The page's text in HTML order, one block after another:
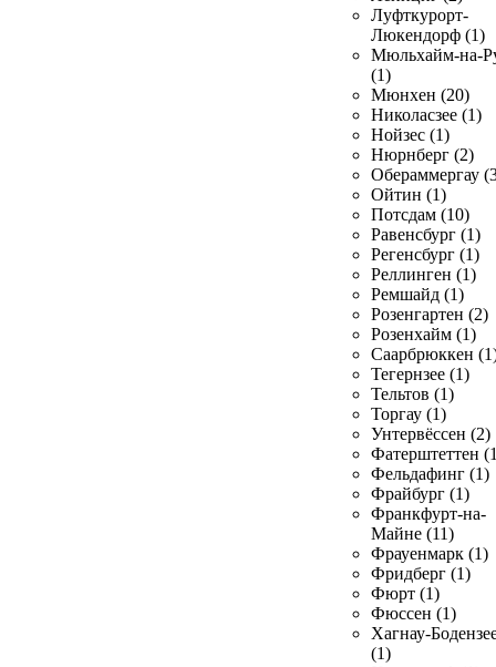
Луфткурорт-
Люкендорф (1)
Мюльхайм-на-
(1)
Мюнхен (20)
Николасзее (1)
Нойзес (1)
Нюрнберг (2)
Обераммергау
Ойтин (1)
Потсдам (10)
Равенсбург (1)
Регенсбург (1)
Реллинген (1)
Ремшайд (1)
Розенгартен (2)
Розенхайм (1)
Саарбрюккен
Тегернзее (1)
Тельтов (1)
Торгау (1)
Унтервёссен (2)
Фатерштеттен
Фельдафинг (1)
Фрайбург (1)
Франкфурт-на-
Майне (11)
Фрауенмарк (1)
Фридберг (1)
Фюрт (1)
Фюссен (1)
Хагнау-
(1)